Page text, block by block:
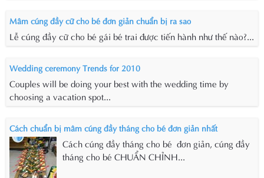
Mâm cúng đầy cữ cho bé đơn giản chuẩn bị ra sao
Lễ cúng đầy cữ cho bé gái bé trai được tiến hành như thế nào?...
Wedding ceremony Trends for 2010
Couples will be doing your best with the wedding time by
choosing a vacation spot...
Cách chuẩn bị mâm cúng đầy tháng cho bé đơn giản nhất
Cách cúng đầy tháng cho bé đơn giản, cúng đầy
tháng cho bé CHUẨN CHỈNH...